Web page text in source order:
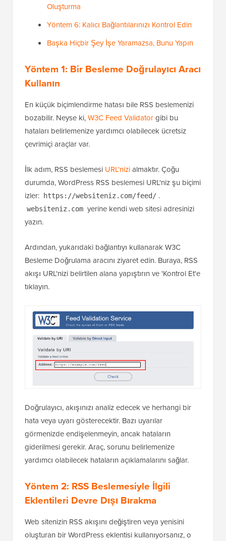
Oluşturma
Yöntem 6: Kalıcı Bağlantılarınızı Kontrol Edin
Başka Hiçbir Şey İşe Yaramazsa, Bunu Yapın
Yöntem 1: Bir Besleme Doğrulayıcı Aracı
Kullanın
En küçük biçimlendirme hatası bile RSS beslemenizi
bozabilir. Neyse ki,W3C Feed Validatorgibi bu
hataları belirlemenize yardımcı olabilecek ücretsiz
çevrimiçi araçlar var.
İlk adım, RSS beslemesi URL'nizialmaktır. Çoğu
durumda, WordPress RSS beslemesi URL'niz şu biçimi
izler:
https://websiteniz.com/feed/ .
websiteniz.com yerine kendi web sitesi adresinizi
yazın.
Ardından, yukarıdaki bağlantıyı kullanarak W3C
Besleme Doğrulama aracını ziyaret edin. Buraya, RSS
akışı URL'nizi belirtilen alana yapıştırın ve 'Kontrol Et'e
tıklayın.
Doğrulayıcı, akışınızı analiz edecek ve herhangi bir
hata veya uyarı gösterecektir. Bazı uyarılar
görmenizde endişelenmeyin, ancak hataların
giderilmesi gerekir. Araç, sorunu belirlemenize
yardımcı olabilecek hataların açıklamalarını sağlar.
Yöntem 2: RSS Beslemesiyle İlgili
Eklentileri Devre Dışı Bırakma
Web sitenizin RSS akışını değiştiren veya yenisini
oluşturan bir WordPress eklentisi kullanıyorsanız, o